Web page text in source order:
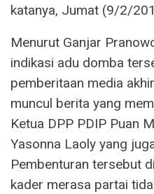
katanya, Jumat (9/2/
Menurut Ganjar
indikasi adu domba
pemberitaan media
muncul berita yang
Ketua DPP PDIP Puan
Yasonna Laoly yang
Pembenturan tersebut
kader merasa partai